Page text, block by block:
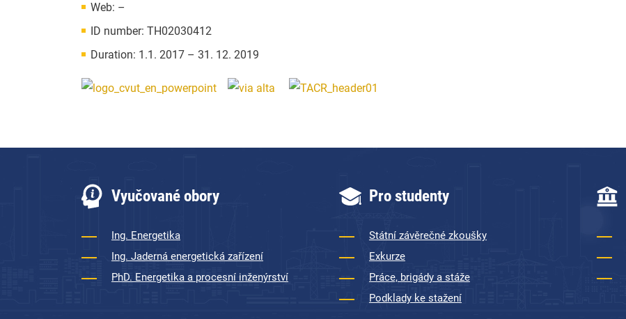
Web: –
ID number: TH02030412
Duration: 1.1. 2017 – 31. 12. 2019
Vyučované obory
Ing. Energetika
Ing. Jaderná energetická zařízení
PhD. Energetika a procesní inženýrství
Pro studenty
Státní závěrečné zkoušky
Exkurze
Práce, brigády a stáže
Podklady ke stažení